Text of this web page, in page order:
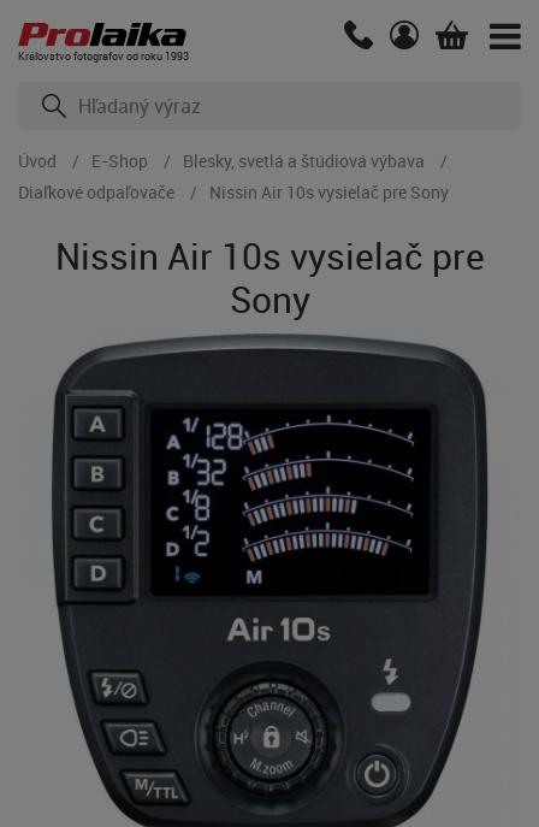
Kráľovstvo fotografov od roku 1993
Úvod E-Shop
Blesky, svetlá a štúdiová výbava
Diaľkové odpaľovače
Nissin Air 10s vysielač pre Sony
Nissin Air 10s vysielač pre
Sony